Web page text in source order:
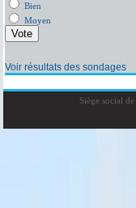
Bien
Moyen
Voir résultats des sondages
Siège social